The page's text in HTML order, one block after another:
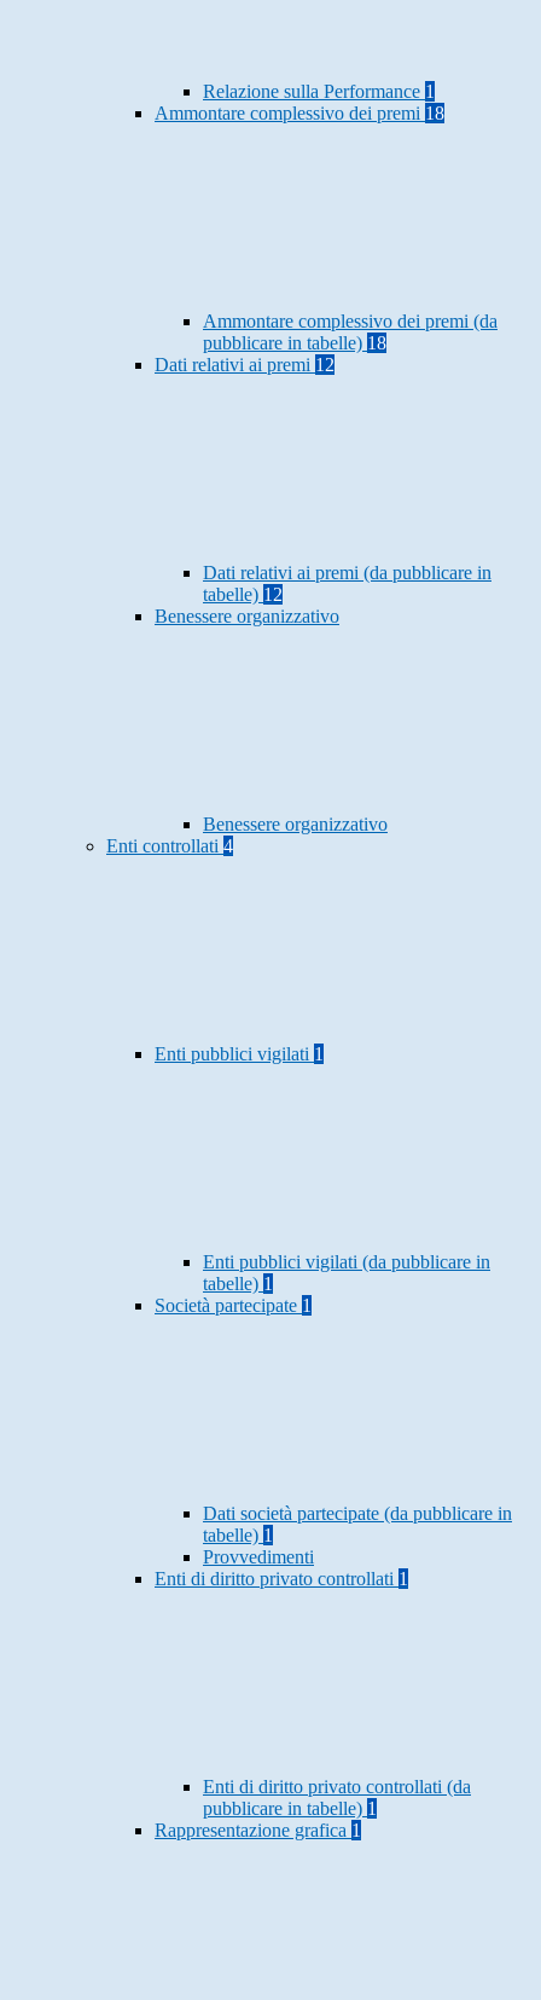
Relazione sulla Performance 1
Ammontare complessivo dei premi 18
Ammontare complessivo dei premi (da
pubblicare in tabelle) 18
Dati relativi ai premi 12
Dati relativi ai premi (da pubblicare in
tabelle) 12
Benessere organizzativo
Benessere organizzativo
Enti controllati 4
Enti pubblici vigilati 1
Enti pubblici vigilati (da pubblicare in
tabelle) 1
Società partecipate 1
Dati società partecipate (da pubblicare in
tabelle) 1
Provvedimenti
Enti di diritto privato controllati 1
Enti di diritto privato controllati (da
pubblicare in tabelle) 1
Rappresentazione grafica 1